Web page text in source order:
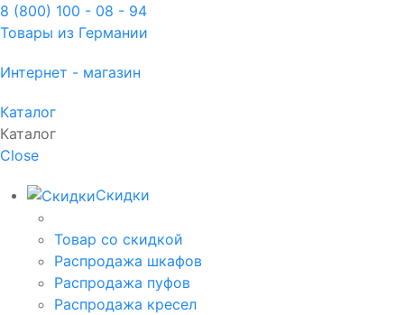
8 (800) 100 - 08 - 94
Товары из Германии
Интернет - магазин
Каталог
Каталог
Close
Скидки
Товар со скидкой
Распродажа шкафов
Распродажа пуфов
Распродажа кресел